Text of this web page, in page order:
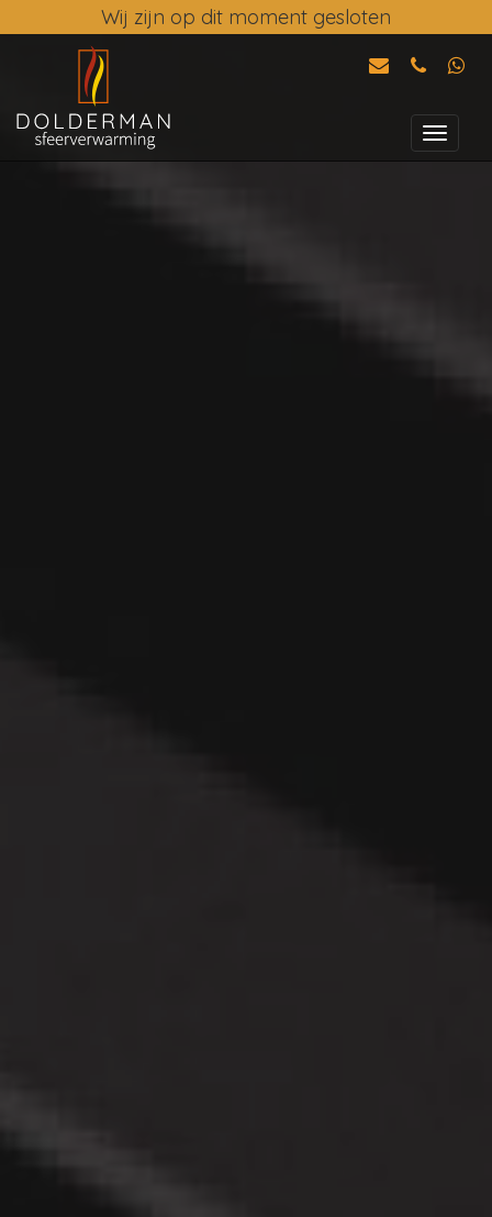
Wij zijn op dit moment gesloten